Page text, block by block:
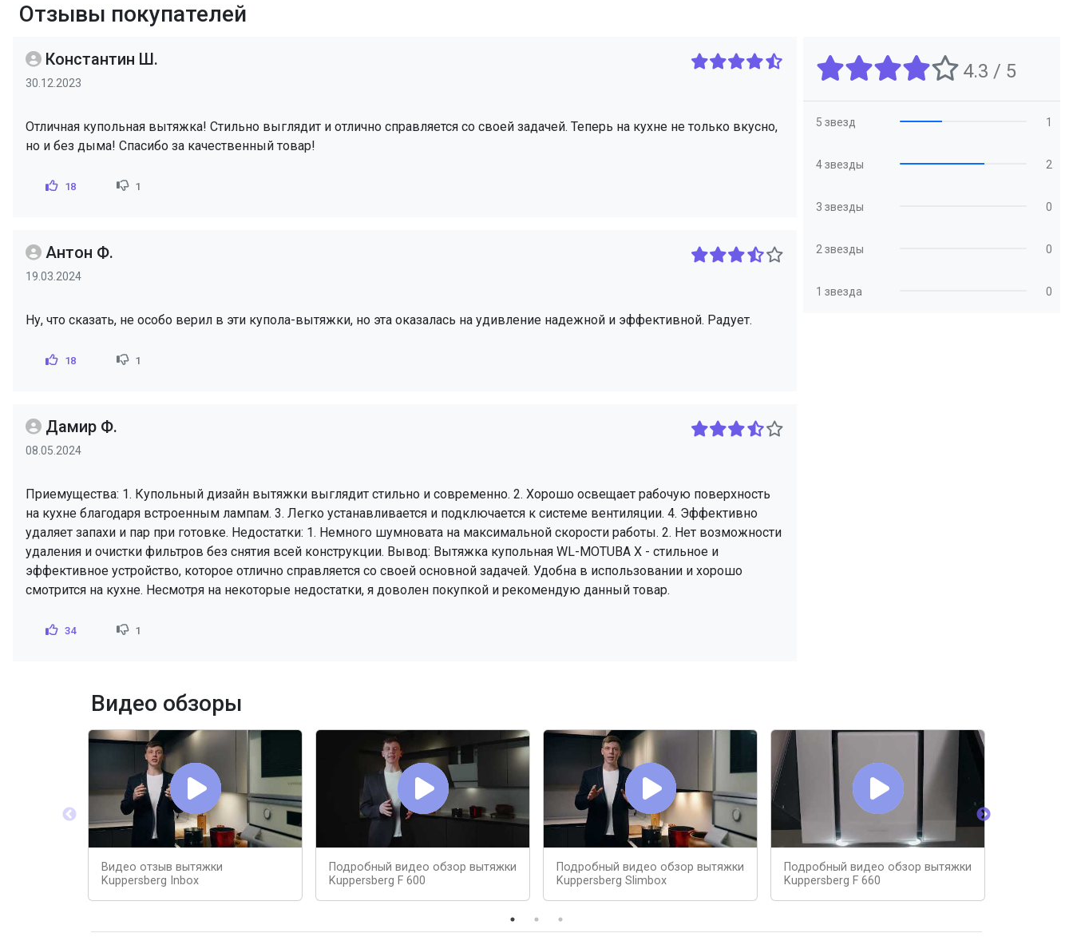
Отзывы покупателей
Константин Ш.
30.12.2023
Отличная купольная вытяжка! Стильно выглядит и отлично справляется со своей задачей. Теперь на кухне не только вкусно,
но и без дыма! Спасибо за качественный товар!
18 1
Антон Ф.
19.03.2024
Ну, что сказать, не особо верил в эти купола-вытяжки, но эта оказалась на удивление надежной и эффективной. Радует.
18 1
Дамир Ф.
08.05.2024
Приемущества: 1. Купольный дизайн вытяжки выглядит стильно и современно. 2. Хорошо освещает рабочую поверхность
на кухне благодаря встроенным лампам. 3. Легко устанавливается и подключается к системе вентиляции. 4. Эффективно
удаляет запахи и пар при готовке. Недостатки: 1. Немного шумновата на максимальной скорости работы. 2. Нет возможности
удаления и очистки фильтров без снятия всей конструкции. Вывод: Вытяжка купольная WL-MOTUBA X - стильное и
эффективное устройство, которое отлично справляется со своей основной задачей. Удобна в использовании и хорошо
смотрится на кухне. Несмотря на некоторые недостатки, я доволен покупкой и рекомендую данный товар.
34 1
4.3 / 5
5 звезд 1
4 звезды 2
3 звезды 0
2 звезды 0
1 звезда 0
Видео обзоры
Видео отзыв вытяжки
Kuppersberg Inbox
Подробный видео обзор вытяжки
Kuppersberg F 600
Подробный видео обзор вытяжки
Kuppersberg Slimbox
Подробный видео обзор вытяжки
Kuppersberg F 660